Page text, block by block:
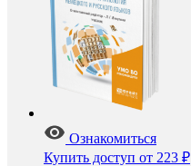
Ознакомиться
Купить доступ от 223 ₽